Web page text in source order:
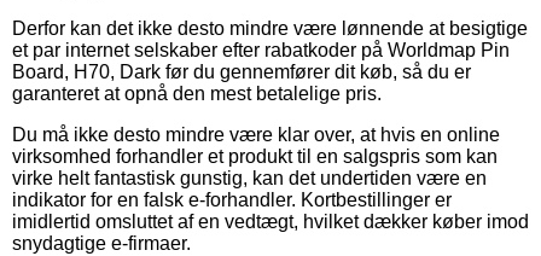
Derfor kan det ikke desto mindre være lønnende at besigtige
et par internet selskaber efter rabatkoder på Worldmap Pin
Board, H70, Dark før du gennemfører dit køb, så du er
garanteret at opnå den mest betalelige pris.
Du må ikke desto mindre være klar over, at hvis en online
virksomhed forhandler et produkt til en salgspris som kan
virke helt fantastisk gunstig, kan det undertiden være en
indikator for en falsk e-forhandler. Kortbestillinger er
imidlertid omsluttet af en vedtægt, hvilket dækker køber imod
snydagtige e-firmaer.